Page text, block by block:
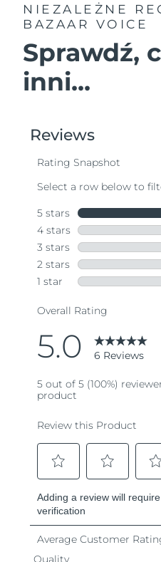
NIEZALEŻNE
BAZAAR VOICE
Sprawdź,
inni...